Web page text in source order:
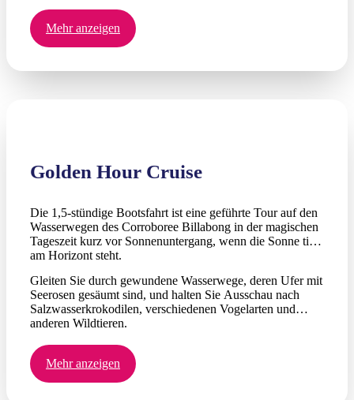
Mehr anzeigen
Golden Hour Cruise
Die 1,5-stündige Bootsfahrt ist eine geführte Tour auf den
Wasserwegen des Corroboree Billabong in der magischen
Tageszeit kurz vor Sonnenuntergang, wenn die Sonne tief
am Horizont steht.
Gleiten Sie durch gewundene Wasserwege, deren Ufer mit
Seerosen gesäumt sind, und halten Sie Ausschau nach
Salzwasserkrokodilen, verschiedenen Vogelarten und
anderen Wildtieren.
Mehr anzeigen